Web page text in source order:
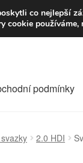
podmínky
2.0 HDI
co nejlepší
cookie používáme,